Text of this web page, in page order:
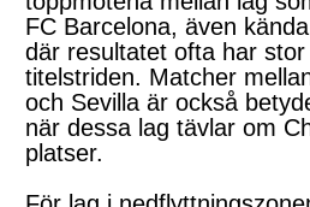
FC Barcelona, även
där resultatet ofta har
titelstriden. Matcher
och Sevilla är också
när dessa lag tävlar om
platser.